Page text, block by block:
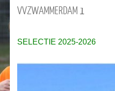
VVZWAMMERDAM1
SELECTIE 2025-2026